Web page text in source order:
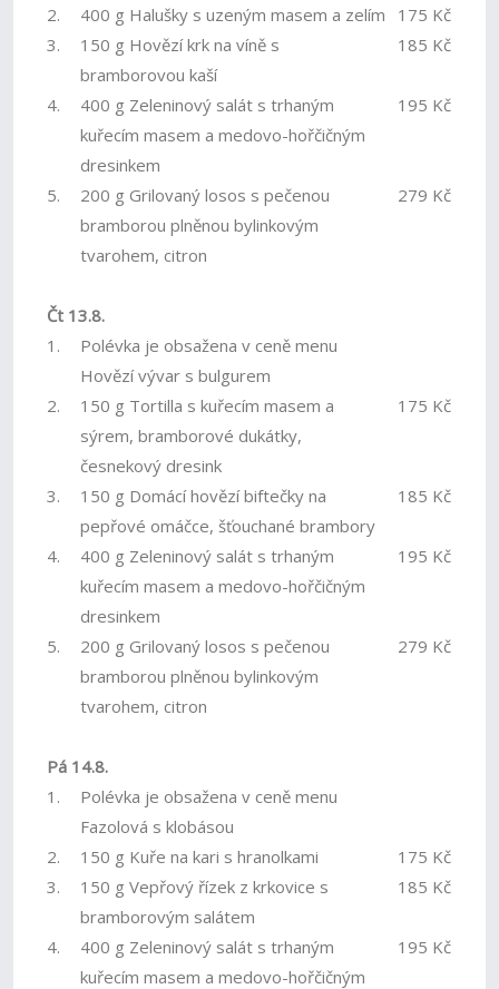
2.
400 g Halušky s uzeným masem a zelím
175 Kč
3.
150 g Hovězí krk na víně s
bramborovou kaší
185 Kč
4.
400 g Zeleninový salát s trhaným
kuřecím masem a medovo-hořčičným
dresinkem
195 Kč
5.
200 g Grilovaný losos s pečenou
bramborou plněnou bylinkovým
tvarohem, citron
279 Kč
Čt 13.8.
1.
Polévka je obsažena v ceně menu
Hovězí vývar s bulgurem
2.
150 g Tortilla s kuřecím masem a
sýrem, bramborové dukátky,
česnekový dresink
175 Kč
3.
150 g Domácí hovězí biftečky na
pepřové omáčce, šťouchané brambory
185 Kč
4.
400 g Zeleninový salát s trhaným
kuřecím masem a medovo-hořčičným
dresinkem
195 Kč
5.
200 g Grilovaný losos s pečenou
bramborou plněnou bylinkovým
tvarohem, citron
279 Kč
Pá 14.8.
1.
Polévka je obsažena v ceně menu
Fazolová s klobásou
2.
150 g Kuře na kari s hranolkami
175 Kč
3.
150 g Vepřový řízek z krkovice s
bramborovým salátem
185 Kč
4.
400 g Zeleninový salát s trhaným
kuřecím masem a medovo-hořčičným
195 Kč